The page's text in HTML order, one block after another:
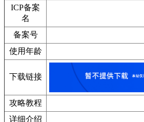
ICP备案
名
备案号
使用年龄
下载链接
攻略教程
详细介绍